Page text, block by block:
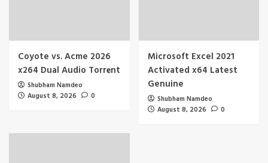
Coyote vs. Acme 2026
x264 Dual Audio Torr𝐞nt
Shubham Namdeo
August 8, 2026
0
Microsoft Excel 2021
Activated x64 Latest
Genuine
Shubham Namdeo
August 8, 2026
0